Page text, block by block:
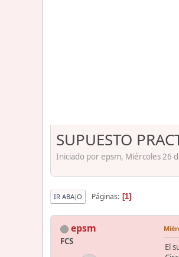
SUPUESTO
Iniciado por epsm, Miércoles 26
IR ABAJO Páginas 1
epsm
FCS
El